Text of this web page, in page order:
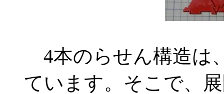
4本のらせん構造は
ています。そこで、